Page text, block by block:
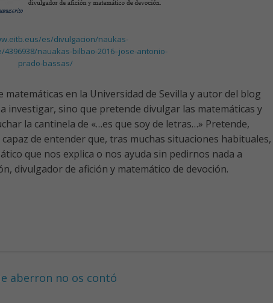
es/divulgacion/naukas-
nauakas-bilbao-2016–jose-antonio-
prado-bassas/
en la Universidad de Sevilla y autor del blog
investigar, sino que pretende divulgar las matemáticas y
la cantinela de «…es que soy de letras…» Pretende,
de entender que, tras muchas situaciones habituales,
que nos explica o nos ayuda sin pedirnos nada a
divulgador de afición y matemático de devoción.
aberron no os contó